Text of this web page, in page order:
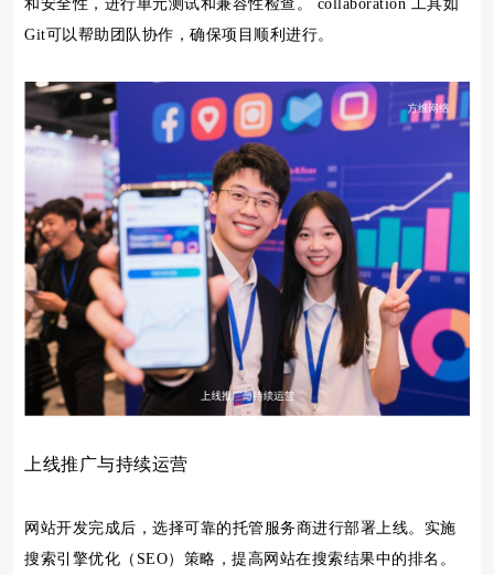
和安全性，进行单元测试和兼容性检查。 collaboration 工具如
Git可以帮助团队协作，确保项目顺利进行。
上线推广与持续运营
网站开发完成后，选择可靠的托管服务商进行部署上线。实施
搜索引擎优化（SEO）策略，提高网站在搜索结果中的排名。